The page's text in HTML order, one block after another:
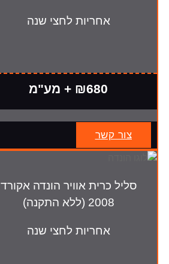
אחריות לחצי שנה
₪680 + מע"מ
צור קשר
סליל כרית אוויר הונדה אקורד
2008 (ללא התקנה)
אחריות לחצי שנה